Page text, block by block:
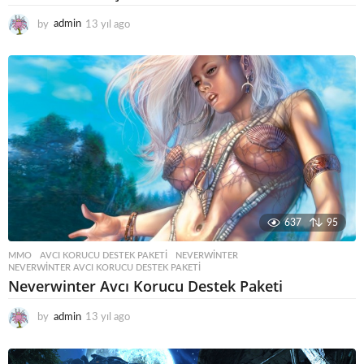
by admin 13 yıl ago
y
l
a
g
637 95
MMO AVCI KORUCU DESTEK PAKETI ,NEVERWINTER
NEVERWINTER AVCI KORUCU DESTEK PAKETI
Neverwinter Avcı Korucu Destek Paketi
by admin 13 yıl ago
y